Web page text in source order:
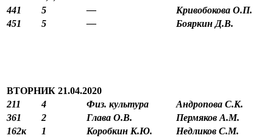
441
5 —
Кривобокова О.П.
451
5 — Бояркин Д.В.
ВТОРНИК 21.04.2020
211
4 Физ. культура
Андропова С.К.
361
2 Глава О.В.
Пермяков А.М.
162к
1 Коробкин К.Ю.
Недликов С.М.